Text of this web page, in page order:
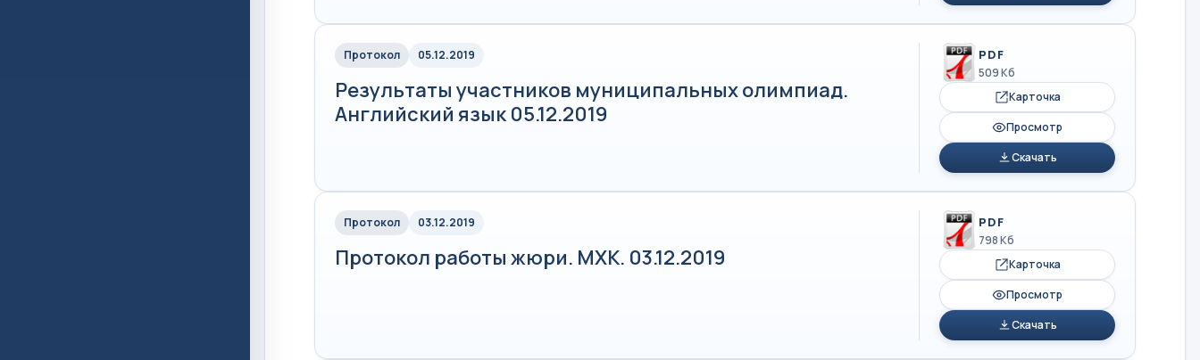
Протокол 05.12.2019
Результаты участников муниципальных олимпиад.
Английский язык 05.12.2019
PDF
509 Кб
Карточка
Просмотр
Скачать
Протокол 03.12.2019
Протокол работы жюри. МХК. 03.12.2019
PDF
798 Кб
Карточка
Просмотр
Скачать